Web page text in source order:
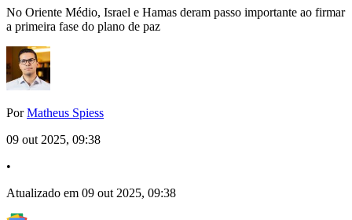
No Oriente Médio, Israel e Hamas deram passo importante ao firmar
a primeira fase do plano de paz
PorMatheus Spiess
09 out 2025, 09:38
•
Atualizado em 09 out 2025, 09:38